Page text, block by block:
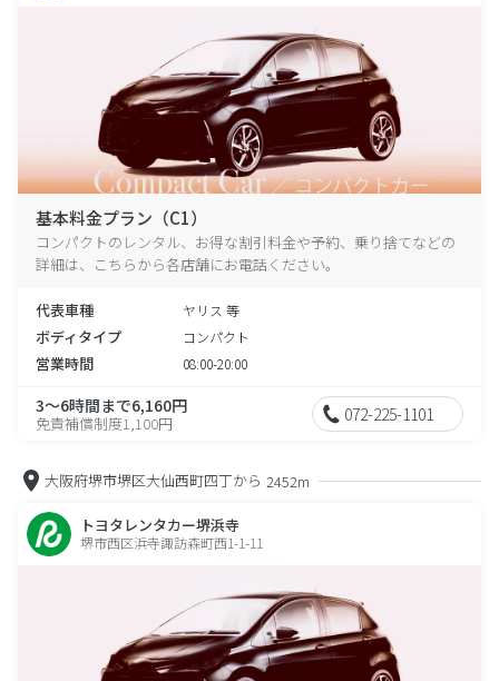
基本料金プラン（C1）
コンパクトのレンタル、お得な割引料金や予約、乗り捨てなどの
詳細は、こちらから各店舗にお電話ください。
代表車種 ヤリス 等
ボディタイプ コンパクト
営業時間 08:00-20:00
3～6時間まで6,160円
免責補償制度1,100円 072-225-1101
大阪府堺市堺区大仙西町四丁から 2452m
トヨタレンタカー堺浜寺
堺市西区浜寺諏訪森町西1-1-11